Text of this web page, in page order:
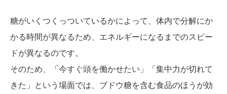
糖がいくつくっついているかによって、体内で分解にか
かる時間が異なるため、エネルギーになるまでのスピー
ドが異なるのです。
そのため、「今すぐ頭を働かせたい」「集中力が切れて
きた」という場面では、ブドウ糖を含む食品のほうが効